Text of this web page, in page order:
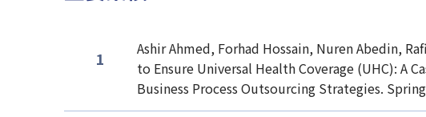
Ashir Ahmed, Forhad Hossain, Nuren Abedin,
to Ensure Universal Health Coverage (UHC): A
Business Process Outsourcing Strategies.